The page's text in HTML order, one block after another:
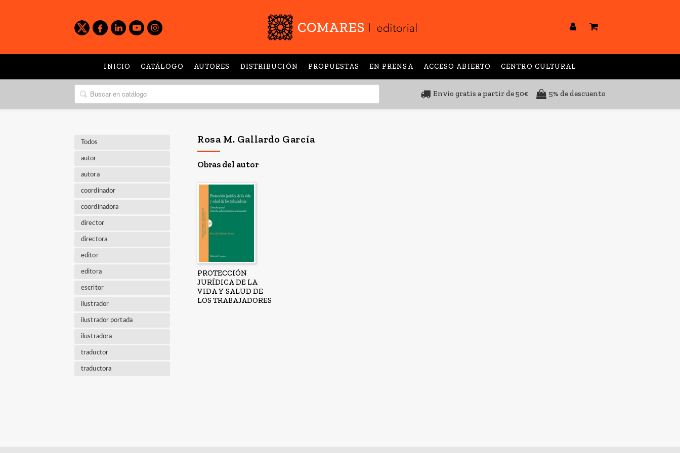
INICIO CATÁLOGO AUTORES DISTRIBUCIÓN PROPUESTAS EN PRENSA ACCESO ABIERTO CENTRO CULTURAL
Envío gratis a partir de 50€ 5% de descuento
Todos
autor
autora
coordinador
coordinadora
director
directora
editor
editora
escritor
ilustrador
ilustrador portada
ilustradora
traductor
traductora
Rosa M. Gallardo García
Obras del autor
PROTECCIÓN
JURÍDICA DE LA
VIDA Y SALUD DE
LOS TRABAJADORES